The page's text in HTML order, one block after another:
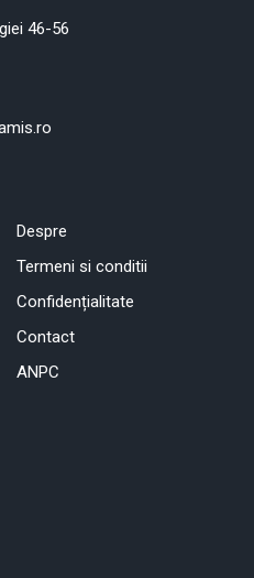
46-56
Despre
Termeni si conditii
Confidențialitate
Contact
ANPC